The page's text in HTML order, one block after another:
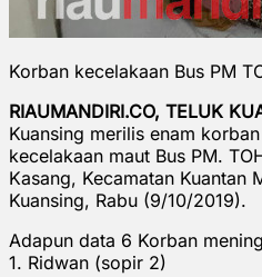
Korban kecelakaan Bus PM
RIAUMANDIRI.CO, TELUK
Kuansing merilis enam
kecelakaan maut Bus PM.
Kasang, Kecamatan Kuantan
Kuansing, Rabu (9/10/2019).
Adapun data 6 Korban
1. Ridwan (sopir 2)